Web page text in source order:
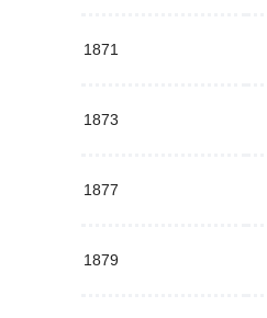
1871
1873
1877
1879